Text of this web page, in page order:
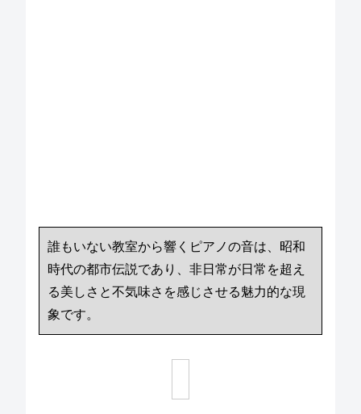
誰もいない教室から響くピアノの音は、昭和
時代の都市伝説であり、非日常が日常を超え
る美しさと不気味さを感じさせる魅力的な現
象です。